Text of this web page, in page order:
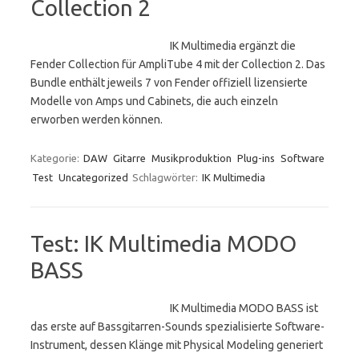
Collection 2
IK Multimedia ergänzt die
Fender Collection für AmpliTube 4 mit der Collection 2. Das
Bundle enthält jeweils 7 von Fender offiziell lizensierte
Modelle von Amps und Cabinets, die auch einzeln
erworben werden können.
Kategorie: DAW Gitarre Musikproduktion Plug-ins Software
Test Uncategorized Schlagwörter: IK Multimedia
Test: IK Multimedia MODO
BASS
IK Multimedia MODO BASS ist
das erste auf Bassgitarren-Sounds spezialisierte Software-
Instrument, dessen Klänge mit Physical Modeling generiert